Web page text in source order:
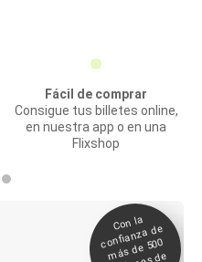
Fácil de comprar
Consigue tus billetes online,
en nuestra app o en una
Flixshop
Con la
confianza de
más de 500